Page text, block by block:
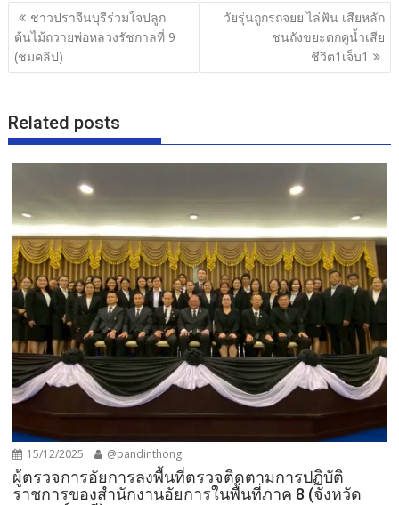
o
o
แนะแนว
เรื่อง
ชาวปราจีนบุรีร่วมใจปลูก
ต้นไม้ถวายพ่อหลวงรัชกาลที่ 9
(ชมคลิป)
วัยรุ่นถูกรถจยย.ไล่ฟัน เสียหลัก
ชนถังขยะตกคูน้ำเสีย
ชีวิต1เจ็บ1
Related posts
15/12/2025 @pandinthong
ผู้ตรวจการอัยการลงพื้นที่ตรวจติดตามการปฏิบัติ
ราชการของสำนักงานอัยการในพื้นที่ภาค 8 (จังหวัด